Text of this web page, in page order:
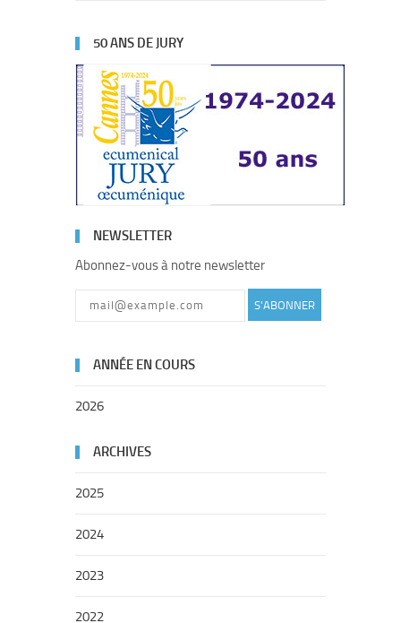
50 ANS DE JURY
NEWSLETTER
Abonnez-vous à notre newsletter
S'ABONNER
ANNÉE EN COURS
2026
ARCHIVES
2025
2024
2023
2022